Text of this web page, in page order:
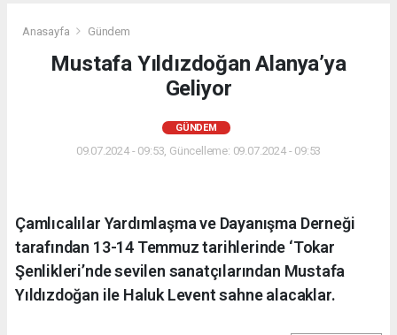
Anasayfa Gündem
Mustafa Yıldızdoğan Alanya’ya
Geliyor
GÜNDEM
09.07.2024 - 09:53, Güncelleme: 09.07.2024 - 09:53
Çamlıcalılar Yardımlaşma ve Dayanışma Derneği
tarafından 13-14 Temmuz tarihlerinde ‘Tokar
Şenlikleri’nde sevilen sanatçılarından Mustafa
Yıldızdoğan ile Haluk Levent sahne alacaklar.